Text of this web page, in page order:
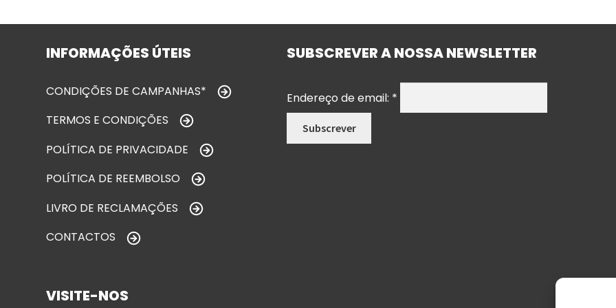
INFORMAÇÕES ÚTEIS
CONDIÇÕES DE CAMPANHAS*
TERMOS E CONDIÇÕES
POLÍTICA DE PRIVACIDADE
POLÍTICA DE REEMBOLSO
LIVRO DE RECLAMAÇÕES
CONTACTOS
SUBSCREVER A NOSSA NEWSLETTER
Endereço de email: *
VISITE-NOS